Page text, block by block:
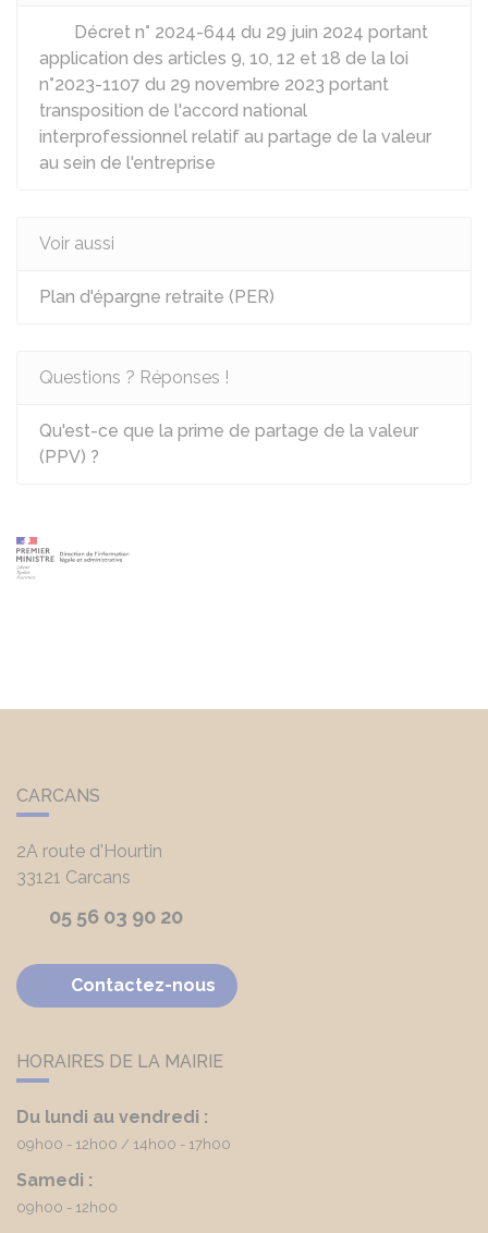
Décret n° 2024-644 du 29 juin 2024 portant
application des articles 9, 10, 12 et 18 de la loi
n°2023-1107 du 29 novembre 2023 portant
transposition de l'accord national
interprofessionnel relatif au partage de la valeur
au sein de l'entreprise
Voir aussi
Plan d'épargne retraite (PER)
Questions ? Réponses !
Qu'est-ce que la prime de partage de la valeur
(PPV) ?
CARCANS
2A route d'Hourtin
33121 Carcans
05 56 03 90 20
Contactez-nous
HORAIRES DE LA MAIRIE
Du lundi au vendredi :
09h00 - 12h00 14h00 - 17h00
Samedi :
09h00 - 12h00